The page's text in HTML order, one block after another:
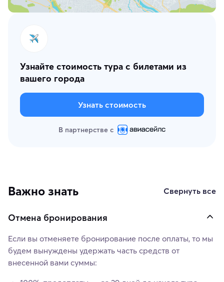
Узнайте стоимость тура с билетами из
вашего города
Узнать стоимость
В партнерстве с
Важно знать Свернуть все
Отмена бронирования
Если вы отменяете бронирование после оплаты, то мы
будем вынуждены удержать часть средств от
внесенной вами суммы: